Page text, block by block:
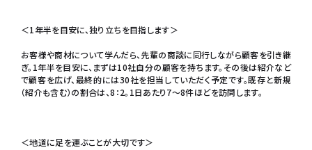
＜1年半を目安に、独り立ちを目指します＞
お客様や商材について学んだら、先輩の商談に同行しながら顧客を引き継
ぎ。1年半を目安に、まずは10社自分の顧客を持ちます。その後は紹介など
で顧客を広げ、最終的には30社を担当していただく予定です。既存と新規
（紹介も含む）の割合は、8：2。1日あたり7～8件ほどを訪問します。
＜地道に足を運ぶことが大切です＞